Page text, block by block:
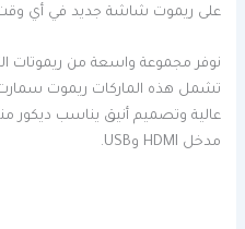
على ريموت شاشة جديد في أي وقت
نوفر مجموعة واسعة من ريموتات
تشمل هذه الماركات ريموت سمارت
عالية وتصميم أنيق يناسب ديكور
مدخل HDMI وUSB.